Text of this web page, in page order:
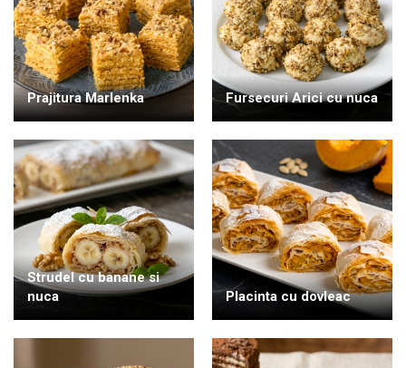
Prajitura Marlenka Fursecuri Arici cu nuca
Strudel cu banane si
nuca
Placinta cu dovleac